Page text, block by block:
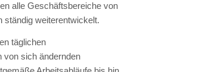
alle Geschäftsbereiche von
ständig weiterentwickelt.
täglichen
von sich ändernden